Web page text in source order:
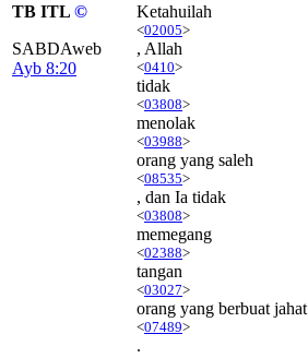
TB ITL ©
SABDAweb
Ayb 8:20
Ketahuilah
<02005>
, Allah
<0410>
tidak
<03808>
menolak
<03988>
orang yang saleh
<08535>
, dan Ia tidak
<03808>
memegang
<02388>
tangan
<03027>
orang yang berbuat jahat
<07489>
.